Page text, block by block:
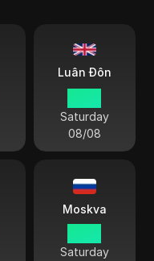
Luân Đôn
Saturday
08/08
Moskva
Saturday